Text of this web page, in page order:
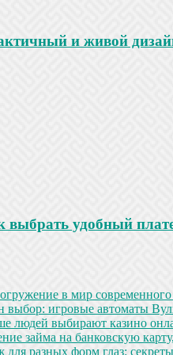
и живой
удобный
в мир современного
выбор: игровые автоматы
людей выбирают казино
займа на банковскую
разных форм глаз: